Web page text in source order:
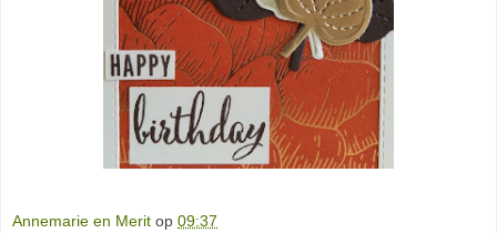
Annemarie en Merit op 09:37